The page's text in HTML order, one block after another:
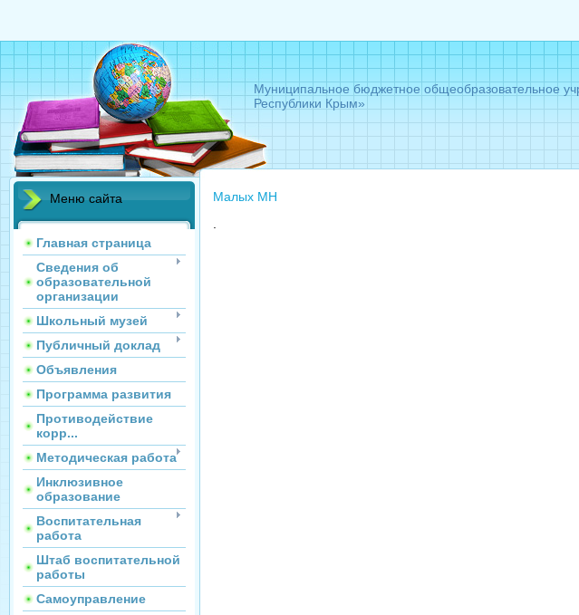
Муниципальное бюджетное общеобразовательное
Республики Крым»
Меню сайта
Главная страница
Сведения об
образовательной
организации
Школьный музей
Публичный доклад
Объявления
Программа развития
Противодействие
корр...
Методическая работа
Инклюзивное
образование
Воспитательная
работа
Штаб воспитательной
работы
Самоуправление
Малых МН
.